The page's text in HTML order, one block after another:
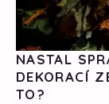
NASTAL
DEKORACÍ
TO?